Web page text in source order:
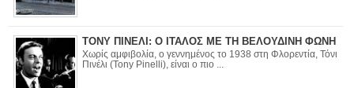
ΤΟΝΥ ΠΙΝΕΛΙ: Ο ΙΤΑΛΟΣ ΜΕ ΤΗ ΒΕΛΟΥΔΙΝΗ ΦΩΝΗ
Χωρίς αμφιβολία, ο γεννημένος το 1938 στη Φλορεντία, Τόνι
Πινέλι (Tony Pinelli), είναι ο πιο ...